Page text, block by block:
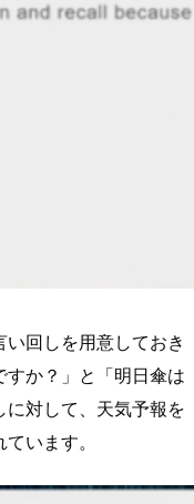
回しを用意しておき
か？」と「明日傘は
対して、天気予報を
います。